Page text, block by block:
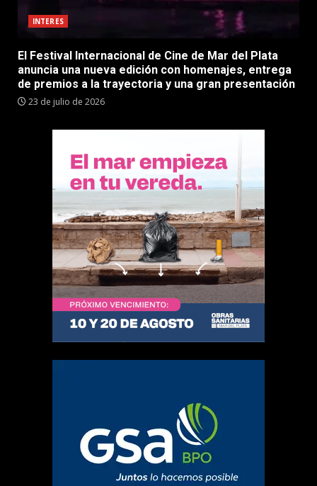
INTERES
El Festival Internacional de Cine de Mar del Plata
anuncia una nueva edición con homenajes, entrega
de premios a la trayectoria y una gran presentación
23 de julio de 2026